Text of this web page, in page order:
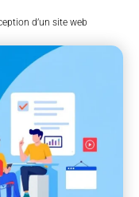
d’un site web